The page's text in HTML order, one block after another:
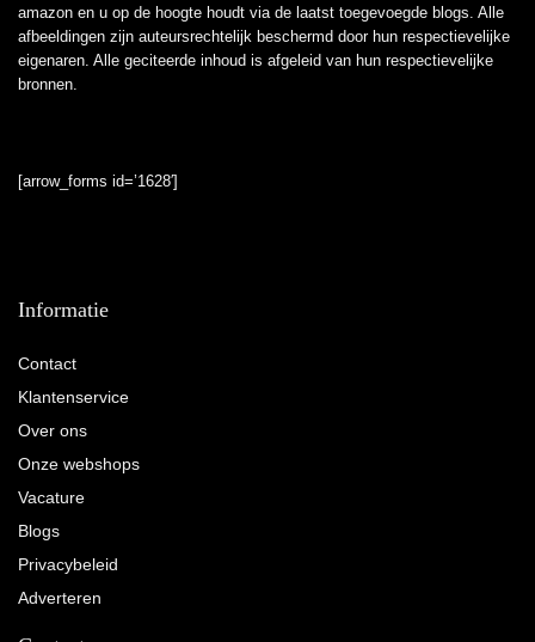
amazon en u op de hoogte houdt via de laatst toegevoegde blogs. Alle
afbeeldingen zijn auteursrechtelijk beschermd door hun respectievelijke
eigenaren. Alle geciteerde inhoud is afgeleid van hun respectievelijke
bronnen.
[arrow_forms id=’1628′]
Informatie
Contact
Klantenservice
Over ons
Onze webshops
Vacature
Blogs
Privacybeleid
Adverteren